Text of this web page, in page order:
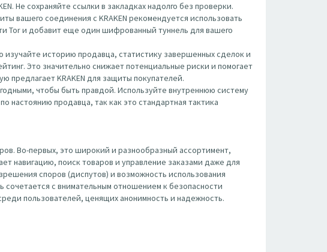
Не сохраняйте ссылки в закладках надолго без проверки.
вашего соединения с KRAKEN рекомендуется использовать
Tor и добавит еще один шифрованный туннель для вашего
изучайте историю продавца, статистику завершенных сделок и
Это значительно снижает потенциальные риски и помогает
предлагает KRAKEN для защиты покупателей.
чтобы быть правдой. Используйте внутреннюю систему
настоянию продавца, так как это стандартная тактика
Во-первых, это широкий и разнообразный ассортимент,
навигацию, поиск товаров и управление заказами даже для
споров (диспутов) и возможность использования
сочетается с внимательным отношением к безопасности
пользователей, ценящих анонимность и надежность.